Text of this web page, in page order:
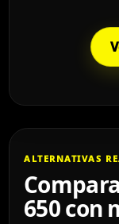
ALTERNATIVAS
650 con